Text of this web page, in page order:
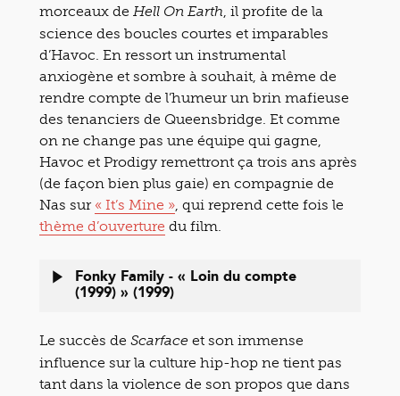
morceaux de Hell On Earth, il profite de la
science des boucles courtes et imparables
d’Havoc. En ressort un instrumental
anxiogène et sombre à souhait, à même de
rendre compte de l’humeur un brin mafieuse
des tenanciers de Queensbridge. Et comme
on ne change pas une équipe qui gagne,
Havoc et Prodigy remettront ça trois ans après
(de façon bien plus gaie) en compagnie de
Nas sur « It’s Mine », qui reprend cette fois le
thème d’ouverture du film.
Fonky Family - « Loin du compte
(1999) » (1999)
Le succès de Scarface et son immense
influence sur la culture hip-hop ne tient pas
tant dans la violence de son propos que dans